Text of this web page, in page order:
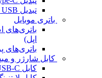
تبدیل USB به LAN
باتری موبایل
باتری‌های
اپل)
باتری‌های
کابل شارژر و
کابل USB-C